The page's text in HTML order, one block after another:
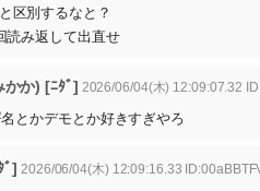
区別するなと？
読み返して出直せ
かか) [ﾆﾀﾞ] 2026/06/04(木) 12:09:07.32
とかデモとか好きすぎやろ
ﾞ] 2026/06/04(木) 12:09:16.33